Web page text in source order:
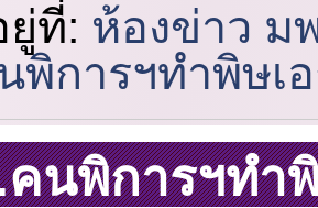
ที่: ห้องข่าว ม
พิการฯทำพิษเ
นพิการฯทำ